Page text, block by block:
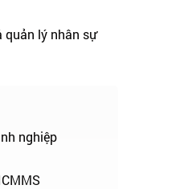
quản lý nhân sự
nghiệp